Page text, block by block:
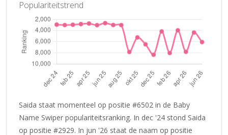
Populariteitstrend
Saida staat momenteel op positie #6502 in de Baby
Name Swiper populariteitsranking. In dec '24 stond Saida
op positie #2929. In jun '26 staat de naam op positie